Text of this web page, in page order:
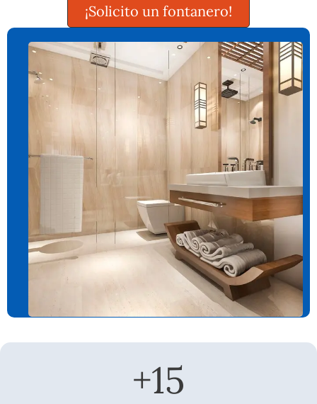
¡Solicito un fontanero!
+15